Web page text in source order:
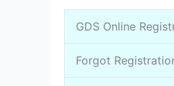
GDS Online
Forgot